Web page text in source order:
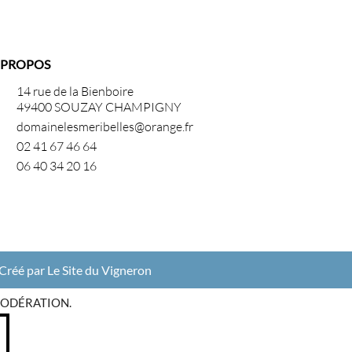
14 rue de la Bienboire
49400 SOUZAY CHAMPIGNY
domainelesmeribelles@orange.fr
02 41 67 46 64
06 40 34 20 16
par Le Site du Vigneron